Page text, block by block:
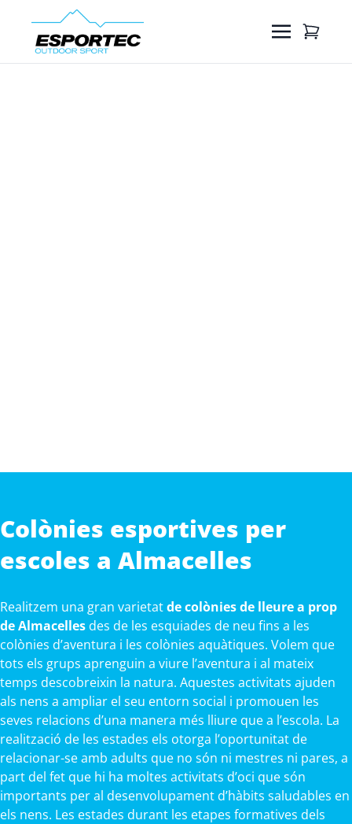
Colònies esportives per
escoles a Almacelles
Realitzem una gran varietatde colònies de lleure a prop
de Almacellesdes de les esquiades de neu fins a les
colònies d’aventura i les colònies aquàtiques. Volem que
tots els grups aprenguin a viure l’aventura i al mateix
temps descobreixin la natura. Aquestes activitats ajuden
als nens a ampliar el seu entorn social i promouen les
seves relacions d’una manera més lliure que a l’escola. La
realització de les estades els otorga l’oportunitat de
relacionar-se amb adults que no són ni mestres ni pares, a
part del fet que hi ha moltes activitats d’oci que són
importants per al desenvolupament d’hàbits saludables en
els nens. Les estades durant les etapes formatives dels